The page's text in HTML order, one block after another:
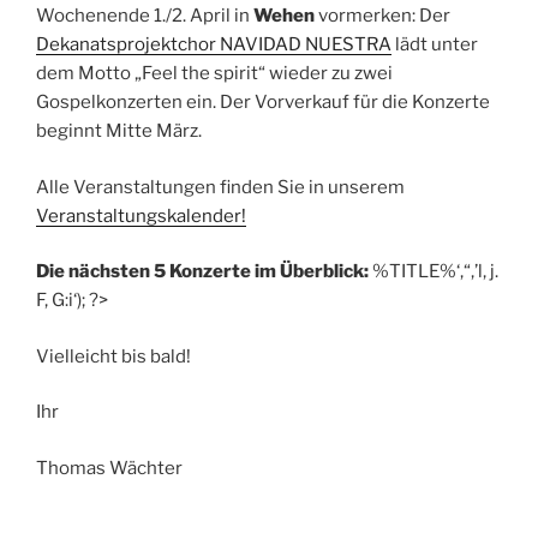
Wochenende 1./2. April in Wehenvormerken: Der
Dekanatsprojektchor NAVIDAD NUESTRA lädt unter
dem Motto „Feel the spirit“ wieder zu zwei
Gospelkonzerten ein. Der Vorverkauf für die Konzerte
beginnt Mitte März.
Alle Veranstaltungen finden Sie in unserem
Veranstaltungskalender!
Die nächsten 5 Konzerte im Überblick:%TITLE%‘,“,’l, j.
F, G:i‘); ?>
Vielleicht bis bald!
Ihr
Thomas Wächter